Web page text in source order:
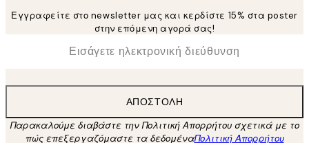
Εγγραφείτε στο newsletter μας και κερδίστε 15% στα poster
στην επόμενη αγορά σας!
Ηλεκτρονική Διεύθυνση
ΑΠΟΣΤΟΛΉ
Παρακαλούμε διαβάστε την Πολιτική Απορρήτου σχετικά με το
πώς επεξεργαζόμαστε τα δεδομέναΠολιτική Απορρήτου